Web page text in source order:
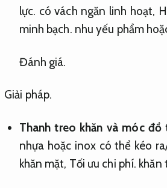
lực. có vách ngăn linh hoạt,
minh bạch. nhu yếu phẩm
Đánh giá.
Giải pháp.
Thanh treo khăn và móc đồ
nhựa hoặc inox có thể kéo
khăn mặt, Tối ưu chi phí. khăn